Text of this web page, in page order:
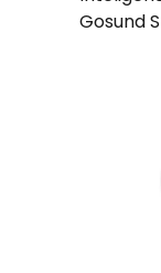
Gosund